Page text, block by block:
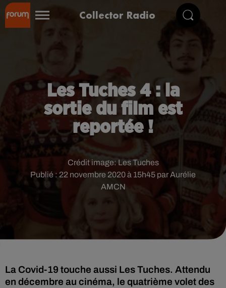
Collector Radio
Les Tuches 4 : la
sortie du film est
reportée !
Publié : 22 novembre 2020 à 15h45 par Aurélie
AMCN
Crédit image:Les Tuches
La Covid-19 touche aussi Les Tuches. Attendu
en décembre au cinéma, le quatrième volet des